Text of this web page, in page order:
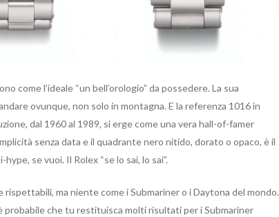
come l’ideale “un bell’orologio” da possedere. La sua
ovunque, non solo in montagna. E la referenza 1016 in
dal 1960 al 1989, si erge come una vera hall-of-famer
senza data e il quadrante nero nitido, dorato o opaco, è il
se vuoi. Il Rolex “se lo sai, lo sai”.
ma niente come i Submariner o i Daytona del mondo.
probabile che tu restituisca molti risultati per i Submariner